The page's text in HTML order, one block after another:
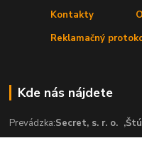
Kontakty
Reklamačný
Kde nás nájdete
Prevádzka:Secret, s. r. o.